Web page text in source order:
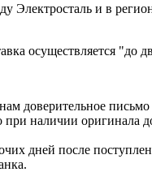
Электросталь и в
осуществляется "до
доверительное
при наличии оригинала
дней после